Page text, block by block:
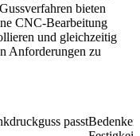
bieten
CNC-Bearbeitung
und gleichzeitig
Anforderungen zu
passt